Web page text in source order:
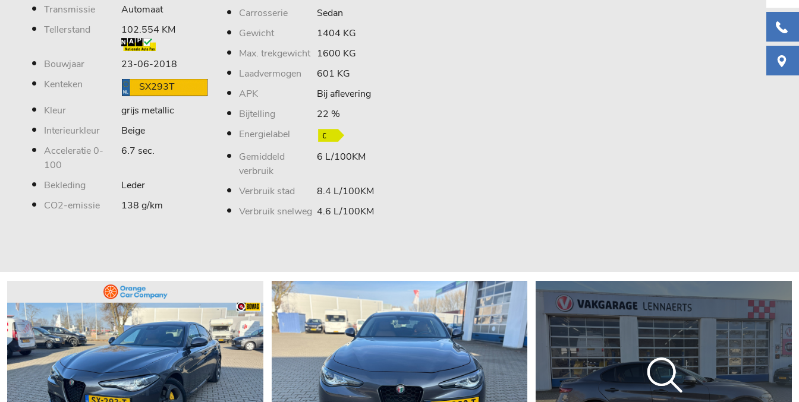
Transmissie
Automaat
Tellerstand
102.554 KM
Bouwjaar
23-06-2018
Kenteken
SX293T
Kleur
grijs metallic
Interieurkleur
Beige
Acceleratie 0-
100
6.7 sec.
Bekleding
Leder
CO2-emissie
138 g/km
Carrosserie
Sedan
Gewicht
1404 KG
Max. trekgewicht 1600 KG
Laadvermogen
601 KG
APK
Bij aflevering
Bijtelling
22 %
Energielabel
Gemiddeld
verbruik
6 L/100KM
Verbruik stad
8.4 L/100KM
Verbruik snelweg 4.6 L/100KM